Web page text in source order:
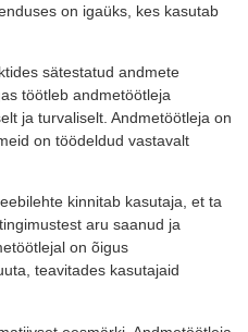
on igaüks, kes kasutab
sätestatud andmete
töötleb andmetöötleja
ja turvaliselt. Andmetöötleja on
on töödeldud vastavalt
kinnitab kasutaja, et ta
aru saanud ja
on õigus
teavitades kasutajaid